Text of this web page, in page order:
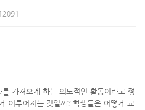
12091
가져오게 하는 의도적인 활동이라고 정
이루어지는 것일까? 학생들은 어떻게 교